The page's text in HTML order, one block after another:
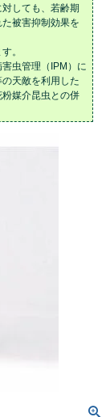
しても、若齢期
被害抑制効果を
。
虫管理（IPM）に
天敵を利用した
媒介昆虫との併